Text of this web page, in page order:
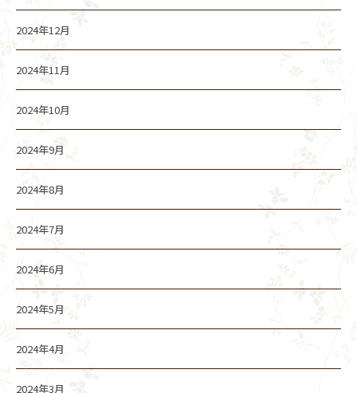
2024年12月
2024年11月
2024年10月
2024年9月
2024年8月
2024年7月
2024年6月
2024年5月
2024年4月
2024年3月